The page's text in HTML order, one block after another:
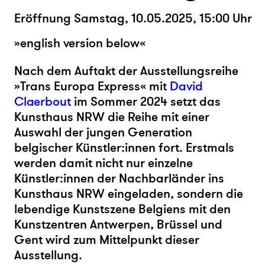
Eröffnung Samstag, 10.05.2025, 15:00 Uhr
»english version below«
Nach dem Auftakt der Ausstellungsreihe
»Trans Europa Express« mit David
Claerbout im Sommer 2024 setzt das
Kunsthaus NRW die Reihe mit einer
Auswahl der jungen Generation
belgischer Künstler:innen fort. Erstmals
werden damit nicht nur einzelne
Künstler:innen der Nachbarländer ins
Kunsthaus NRW eingeladen, sondern die
lebendige Kunstszene Belgiens mit den
Kunstzentren Antwerpen, Brüssel und
Gent wird zum Mittelpunkt dieser
Ausstellung.